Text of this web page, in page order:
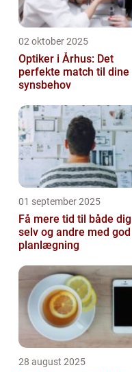
02 oktober 2025
Optiker i Århus: Det
perfekte match til dine
synsbehov
01 september 2025
Få mere tid til både dig
selv og andre med god
planlægning
28 august 2025